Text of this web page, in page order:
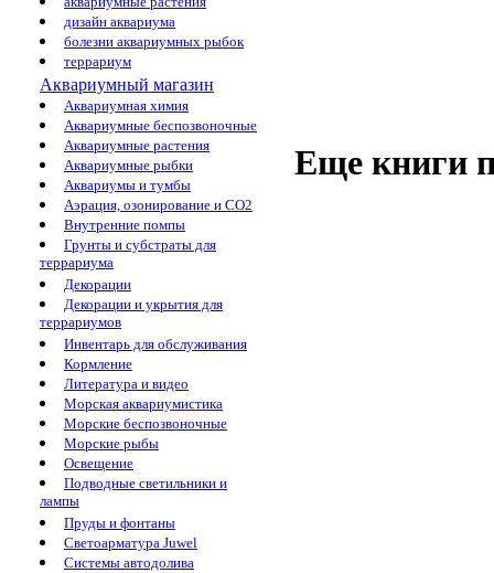
дизайн аквариума
болезни аквариумных рыбок
террариум
Аквариумный магазин
Аквариумная химия
Аквариумные беспозвоночные
Аквариумные растения
Аквариумные рыбки
Аквариумы и тумбы
Аэрация, озонирование и CO2
Внутренние помпы
Грунты и субстраты для
террариума
Декорации
Декорации и укрытия для
террариумов
Инвентарь для обслуживания
Кормление
Литература и видео
Морская аквариумистика
Морские беспозвоночные
Морские рыбы
Освещение
Подводные светильники и
лампы
Пруды и фонтаны
Светоарматура Juwel
Системы автодолива
Еще книги